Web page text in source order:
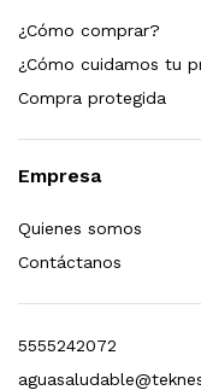
¿Cómo comprar?
¿Cómo cuidamos tu
Compra protegida
Empresa
Quienes somos
Contáctanos
5555242072
al carrito
SS304
699.00